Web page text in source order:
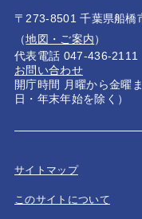
〒273-8501 千葉県船橋
（地図・ご案内）
代表電話 047-436-2111
お問い合わせ
開庁時間 月曜から金曜
日・年末年始を除く）
サイトマップ
このサイトについて